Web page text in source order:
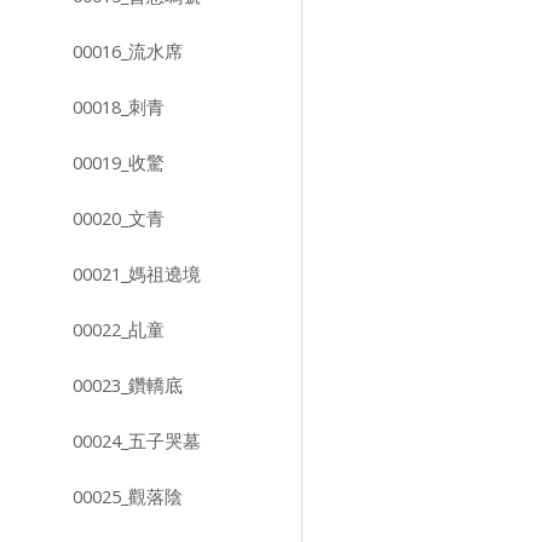
00016_流水席
00018_刺青
00019_收驚
00020_文青
00021_媽祖遶境
00022_乩童
00023_鑽轎底
00024_五子哭墓
00025_觀落陰